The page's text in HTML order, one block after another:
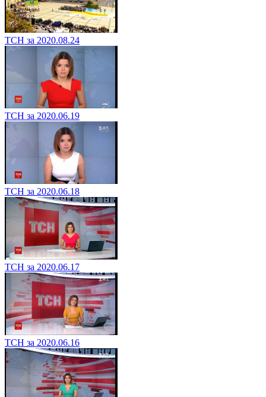
ТСН за 2020.08.24
ТСН за 2020.06.19
ТСН за 2020.06.18
ТСН за 2020.06.17
ТСН за 2020.06.16